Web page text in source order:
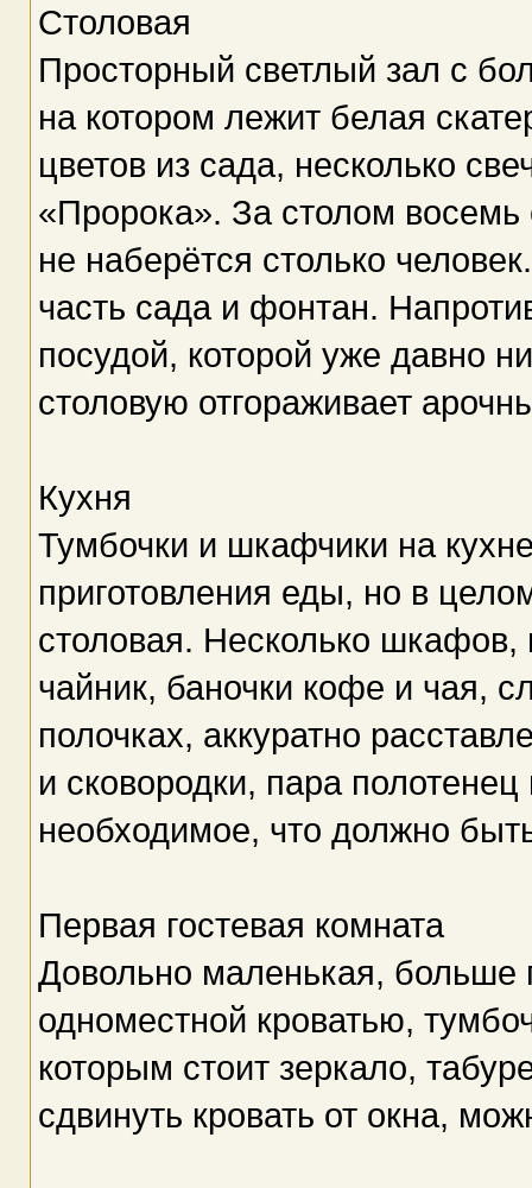
Столовая
Просторный светлый зал с
на котором лежит белая
цветов из сада, несколько
«Пророка». За столом
не наберётся столько
часть сада и фонтан.
посудой, которой уже давно
столовую отгораживает
Кухня
Тумбочки и шкафчики на
приготовления еды, но в
столовая. Несколько шкафов,
чайник, баночки кофе и чая,
полочках, аккуратно
и сковородки, пара
необходимое, что должно
Первая гостевая комната
Довольно маленькая, больше
одноместной кроватью,
которым стоит зеркало,
сдвинуть кровать от окна,